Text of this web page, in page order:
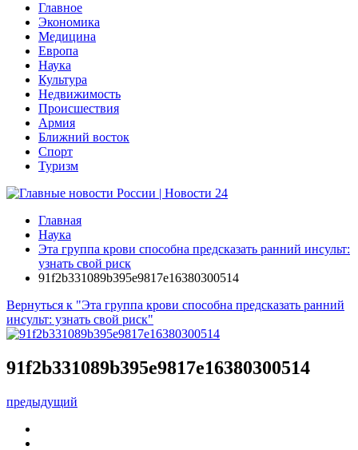
Главное
Экономика
Медицина
Европа
Наука
Культура
Недвижимость
Происшествия
Армия
Ближний восток
Спорт
Туризм
Главная
Наука
Эта группа крови способна предсказать ранний инсульт:
узнать свой риск
91f2b331089b395e9817e16380300514
Вернуться к "Эта группа крови способна предсказать ранний
инсульт: узнать свой риск"
91f2b331089b395e9817e16380300514
предыдущий